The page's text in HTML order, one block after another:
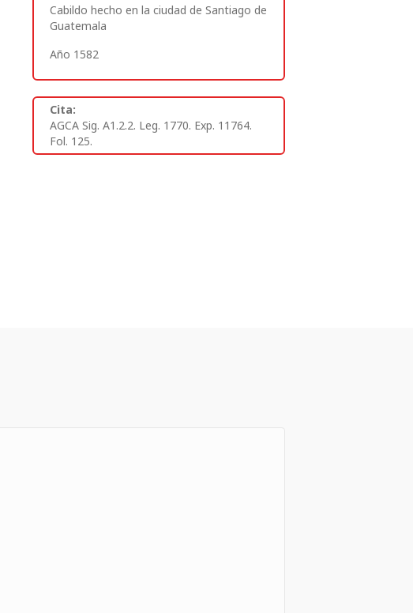
Cabildo hecho en la ciudad de Santiago de
Guatemala
Año 1582
Cita:
AGCA Sig. A1.2.2. Leg. 1770. Exp. 11764.
Fol. 125.